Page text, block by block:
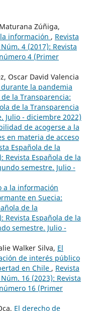
Zúñiga,
información , Revista
4 (2017): Revista
4 (Primer
Oscar David Valencia
la pandemia
la Transparencia:
de la Transparencia
Julio - diciembre 2022)
de acogerse a la
en materia de acceso
Española de la
Revista Española de la
semestre. Julio -
a la información
en Suecia:
de la
Revista Española de la
semestre. Julio -
Walker Silva, El
de interés público
en Chile , Revista
16 (2023): Revista
16 (Primer
El derecho de